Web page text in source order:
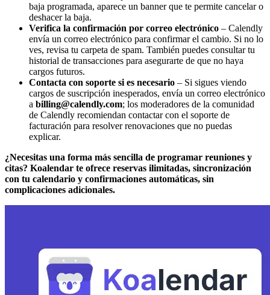
baja programada, aparece un banner que te permite cancelar o
deshacer la baja.
Verifica la confirmación por correo electrónico – Calendly
envía un correo electrónico para confirmar el cambio. Si no lo
ves, revisa tu carpeta de spam. También puedes consultar tu
historial de transacciones para asegurarte de que no haya
cargos futuros.
Contacta con soporte si es necesario – Si sigues viendo
cargos de suscripción inesperados, envía un correo electrónico
a billing@calendly.com; los moderadores de la comunidad
de Calendly recomiendan contactar con el soporte de
facturación para resolver renovaciones que no puedas
explicar.
¿Necesitas una forma más sencilla de programar reuniones y
citas? Koalendar te ofrece reservas ilimitadas, sincronización
con tu calendario y confirmaciones automáticas, sin
complicaciones adicionales.